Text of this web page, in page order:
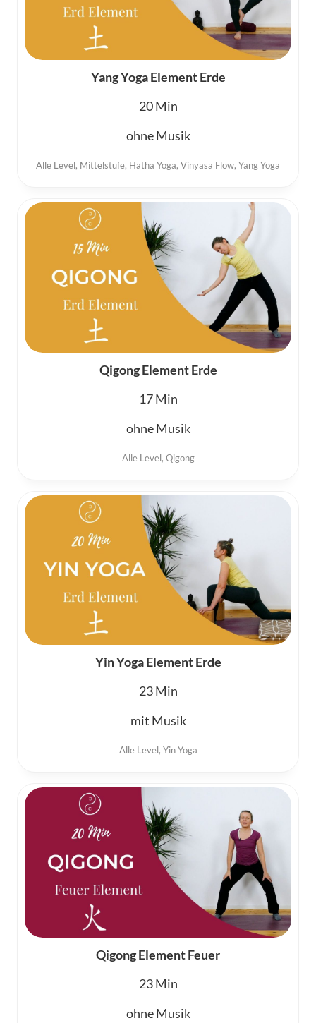
Yang Yoga Element Erde
20
ohne Musik
Alle Level, Mittelstufe, Hatha Yoga, Vinyasa Flow, Yang Yoga
Qigong Element Erde
17
ohne Musik
Alle Level, Qigong
Yin Yoga Element Erde
23
mit Musik
Alle Level, Yin Yoga
Qigong Element Feuer
23
ohne Musik